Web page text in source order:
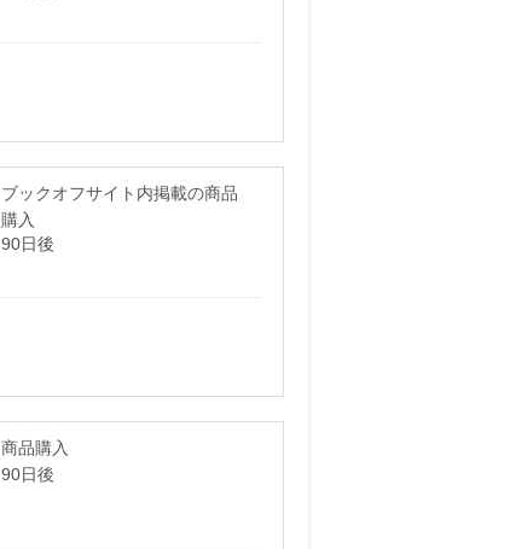
ブックオフサイト内掲載の商品
購入
90日後
商品購入
90日後